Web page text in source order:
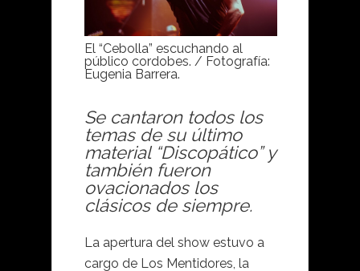
El “Cebolla” escuchando al
público cordobes. / Fotografía:
Eugenia Barrera.
Se cantaron todos los
temas de su último
material “Discopático” y
también fueron
ovacionados los
clásicos de siempre.
La apertura del show estuvo a
cargo de Los Mentidores, la